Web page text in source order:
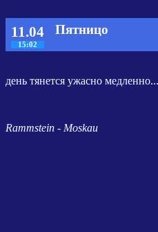
11.04
15:02
Пятницо
день тянется ужасно
Rammstein - Moskau